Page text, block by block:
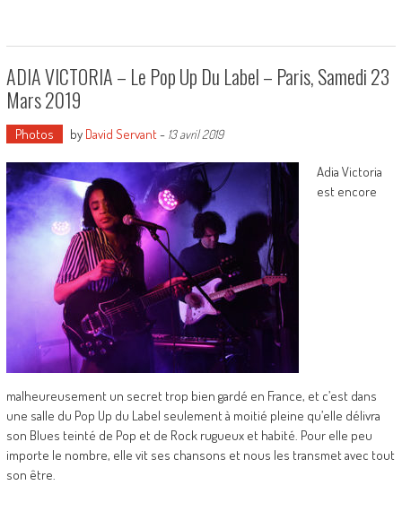
ADIA VICTORIA – Le Pop Up Du Label – Paris, Samedi 23
Mars 2019
Photos by David Servant- 13 avril 2019
Adia Victoria
est encore
malheureusement un secret trop bien gardé en France, et c’est dans
une salle du Pop Up du Label seulement à moitié pleine qu’elle délivra
son Blues teinté de Pop et de Rock rugueux et habité. Pour elle peu
importe le nombre, elle vit ses chansons et nous les transmet avec tout
son être.